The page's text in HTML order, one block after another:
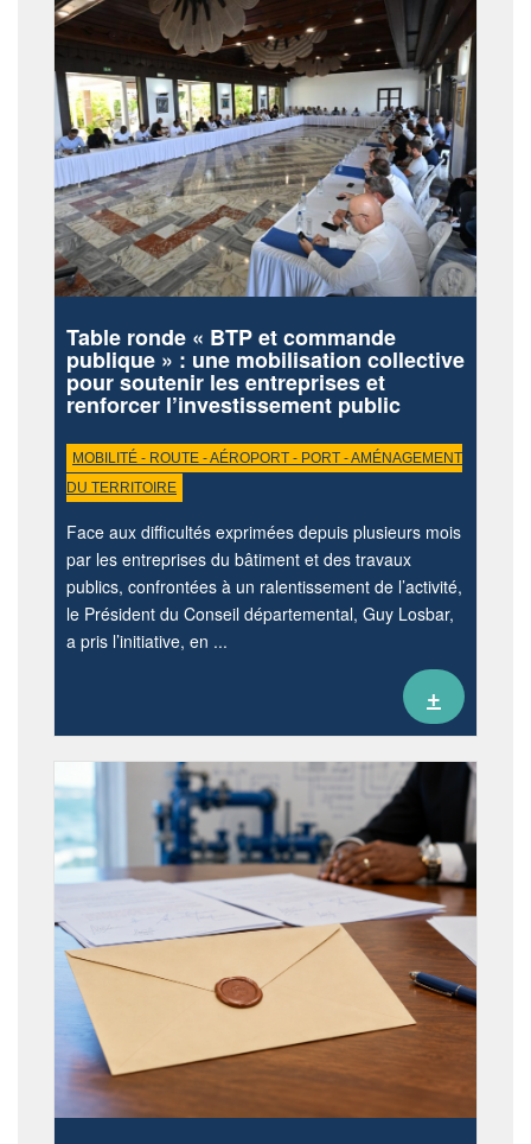
Table ronde « BTP et commande
publique » : une mobilisation collective
pour soutenir les entreprises et
renforcer l’investissement public
MOBILITÉ - ROUTE - AÉROPORT - PORT - AMÉNAGEMENT
DU TERRITOIRE
Face aux difficultés exprimées depuis plusieurs mois
par les entreprises du bâtiment et des travaux
publics, confrontées à un ralentissement de l’activité,
le Président du Conseil départemental, Guy Losbar,
a pris l’initiative, en ...
+